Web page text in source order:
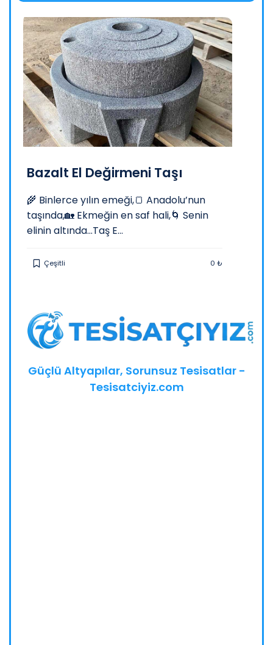
Bazalt El Değirmeni Taşı
🌾 Binlerce yılın emeği,🍞 Anadolu’nun
taşında,🏡 Ekmeğin en saf hali,🌀 Senin
elinin altında...Taş E...
Çeşitli 0 ₺
Güçlü Altyapılar, Sorunsuz Tesisatlar -
Tesisatciyiz.com